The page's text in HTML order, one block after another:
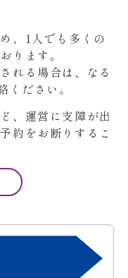
、1人でも多くの
ります。
れる場合は、なる
ください。
、運営に支障が出
約をお断りするこ